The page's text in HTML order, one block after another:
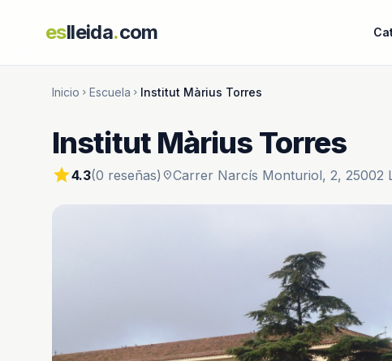
eslleida.com
Inicio chevron_right Escuela chevron_right Institut Màrius Torres
Institut Màrius Torres
star4.3(0 reseñas) location_onCarrer Narcís Monturiol, 2, 25002